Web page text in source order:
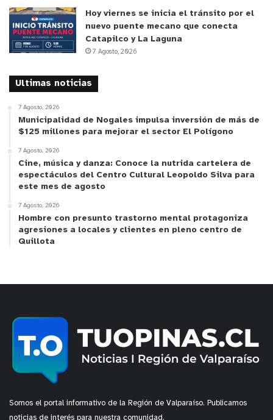
la jornada, comentó que “es una iniciativa que
valoramos en tanto considera la inclusión de los
actores de la comunidad que se han visto
afectados y que significa actuar concretamente
la que tenemos que hacernos cargo. Va en la línea
del proyecto que presentamos para sancionar a
los loteadores irregulares y que establece la
obligatoriedad para notarios y conservadores de
negarse a inscribir loteos irregulares”.
Dayana Moya, presidenta del Comité de Adelanto
Vecinal “Los Colonos”, de Huaquén, expresó que
“los objetivos son claros, porque todos queremos
llegar a una regularización. Esta es una mesa
sectores. Estamos muy contentos por lo
Hoy viernes se inicia el tránsito por el
nuevo puente mecano que conecta
Catapilco y La Laguna
7 Agosto, 2026
Ultimas noticias
7 Agosto, 2026
Municipalidad de Nogales impulsa inversión de más de
$125 millones para mejorar el sector El Polígono
7 Agosto, 2026
Cine, música y danza: Conoce la nutrida cartelera de
espectáculos del Centro Cultural Leopoldo Silva para
este mes de agosto
7 Agosto, 2026
Hombre con presunto trastorno mental protagoniza
agresiones a locales y clientes en pleno centro de
Quillota
Somos el portal informativo de la Región de Valparaíso. Publicamos
noticias de interés para nuestra comunidad.